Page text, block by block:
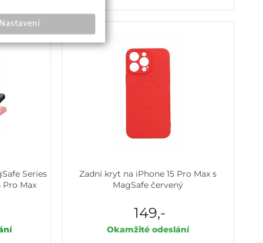
Series
Pro Max
Zadní kryt na iPhone 15 Pro Max s
MagSafe červený
149,-
Okamžité odeslání
Nastavení